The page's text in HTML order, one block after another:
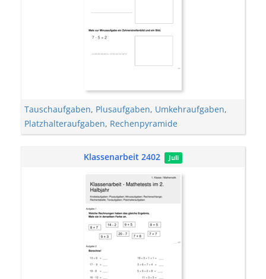
Tauschaufgaben, Plusaufgaben, Umkehraufgaben,
Platzhalteraufgaben, Rechenpyramide
Klassenarbeit 2402 Juli